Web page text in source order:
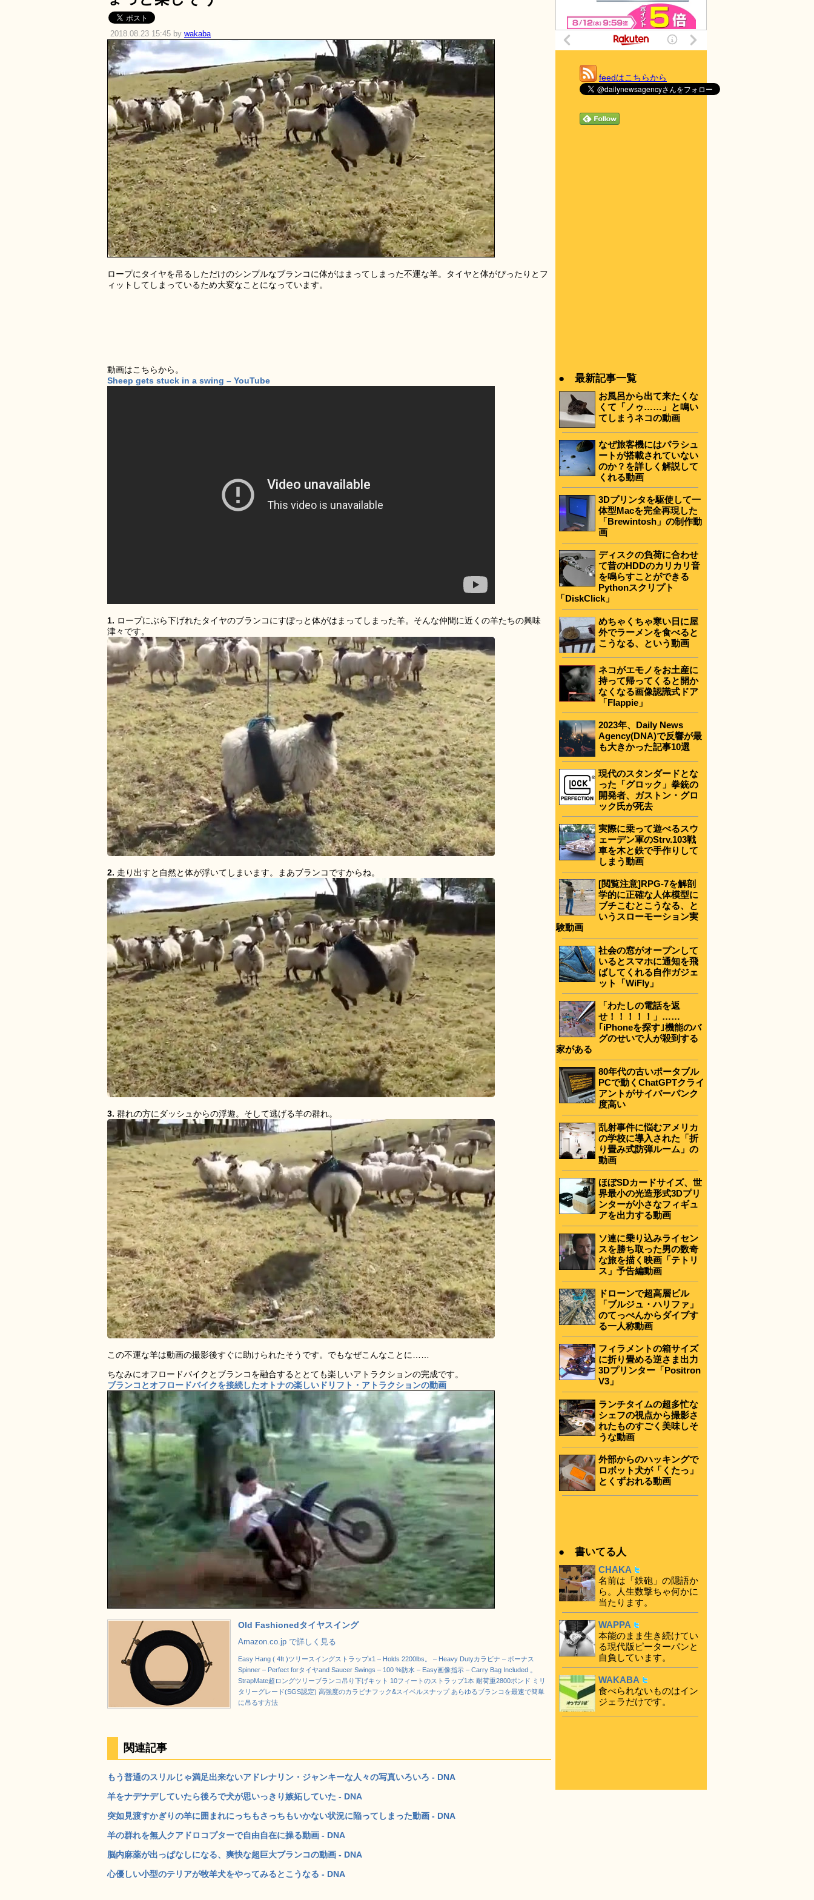
2018.08.23 15:45 by wakaba
ロープにタイヤを吊るしただけのシンプルなブランコに体がはまってしまった不運な羊。タイヤと体がぴったりとフ
ィットしてしまっているため大変なことになっています。
動画はこちらから。
Sheep gets stuck in a swing – YouTube
1. ロープにぶら下げれたタイヤのブランコにすぽっと体がはまってしまった羊。そんな仲間に近くの羊たちの興味
津々です。
2. 走り出すと自然と体が浮いてしまいます。まあブランコですからね。
3. 群れの方にダッシュからの浮遊。そして逃げる羊の群れ。
この不運な羊は動画の撮影後すぐに助けられたそうです。でもなぜこんなことに……
ちなみにオフロードバイクとブランコを融合するととても楽しいアトラクションの完成です。
ブランコとオフロードバイクを接続したオトナの楽しいドリフト・アトラクションの動画
Old Fashionedタイヤスイング
Amazon.co.jp で詳しく見る
Easy Hang ( 4ft )ツリースイングストラップx1 – Holds 2200lbs。 – Heavy Dutyカラビナ – ボーナス
Spinner – Perfect forタイヤand Saucer Swings – 100 %防水 – Easy画像指示 – Carry Bag Included 。
StrapMate超ロングツリーブランコ吊り下げキット 10フィートのストラップ1本 耐荷重2800ポンド ミリ
タリーグレード(SGS認定) 高強度のカラビナフック&スイベルスナップ あらゆるブランコを最速で簡単
に吊るす方法
関連記事
もう普通のスリルじゃ満足出来ないアドレナリン・ジャンキーな人々の写真いろいろ - DNA
羊をナデナデしていたら後ろで犬が思いっきり嫉妬していた - DNA
突如見渡すかぎりの羊に囲まれにっちもさっちもいかない状況に陥ってしまった動画 - DNA
羊の群れを無人クアドロコプターで自由自在に操る動画 - DNA
脳内麻薬が出っぱなしになる、爽快な超巨大ブランコの動画 - DNA
心優しい小型のテリアが牧羊犬をやってみるとこうなる - DNA
feedはこちらから
● 最新記事一覧
お風呂から出て来たくな
くて「ノゥ……」と鳴い
てしまうネコの動画
なぜ旅客機にはパラシュ
ートが搭載されていない
のか？を詳しく解説して
くれる動画
3Dプリンタを駆使して一
体型Macを完全再現した
「Brewintosh」の制作動
画
ディスクの負荷に合わせ
て昔のHDDのカリカリ音
を鳴らすことができる
Pythonスクリプト
「DiskClick」
めちゃくちゃ寒い日に屋
外でラーメンを食べると
こうなる、という動画
ネコがエモノをお土産に
持って帰ってくると開か
なくなる画像認識式ドア
「Flappie」
2023年、Daily News
Agency(DNA)で反響が最
も大きかった記事10選
現代のスタンダードとな
った「グロック」拳銃の
開発者、ガストン・グロ
ック氏が死去
実際に乗って遊べるスウ
ェーデン軍のStrv.103戦
車を木と鉄で手作りして
しまう動画
[閲覧注意]RPG-7を解剖
学的に正確な人体模型に
ブチこむとこうなる、と
いうスローモーション実
験動画
社会の窓がオープンして
いるとスマホに通知を飛
ばしてくれる自作ガジェ
ット「WiFly」
「わたしの電話を返
せ！！！！！」……
｢iPhoneを探す｣機能のバ
グのせいで人が殺到する
家がある
80年代の古いポータブル
PCで動くChatGPTクライ
アントがサイバーパンク
度高い
乱射事件に悩むアメリカ
の学校に導入された「折
り畳み式防弾ルーム」の
動画
ほぼSDカードサイズ、世
界最小の光造形式3Dプリ
ンターが小さなフィギュ
アを出力する動画
ソ連に乗り込みライセン
スを勝ち取った男の数奇
な旅を描く映画「テトリ
ス」予告編動画
ドローンで超高層ビル
「ブルジュ・ハリファ」
のてっぺんからダイブす
る一人称動画
フィラメントの箱サイズ
に折り畳める逆さま出力
3Dプリンター「Positron
V3」
ランチタイムの超多忙な
シェフの視点から撮影さ
れたものすごく美味しそ
うな動画
外部からのハッキングで
ロボット犬が「くたっ」
とくずおれる動画
● 書いてる人
CHAKA
名前は「鉄砲」の隠語か
ら。人生数撃ちゃ何かに
当たります。
WAPPA
本能のまま生き続けてい
る現代版ピーターパンと
自負しています。
WAKABA
食べられないものはイン
ジェラだけです。